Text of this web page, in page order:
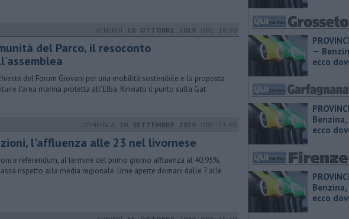
VENERDÌ 18 OTTOBRE 2019 ORE 18:30
del Parco, il resoconto
del Forum Giovani per una mobilità sostenibile e la proposta
l'area marina protetta all'Elba. Rinviato il punto sulla Gat
DOMENICA 20 SETTEMBRE 2020 ORE 23:49
l'affluenza alle 23 nel livornese
e referendum, al termine del primo giorno affluenza al 40,95%,
rispetto alla media regionale. Urne aperte domani dalle 7 alle
—
ecco
ecco
ecco